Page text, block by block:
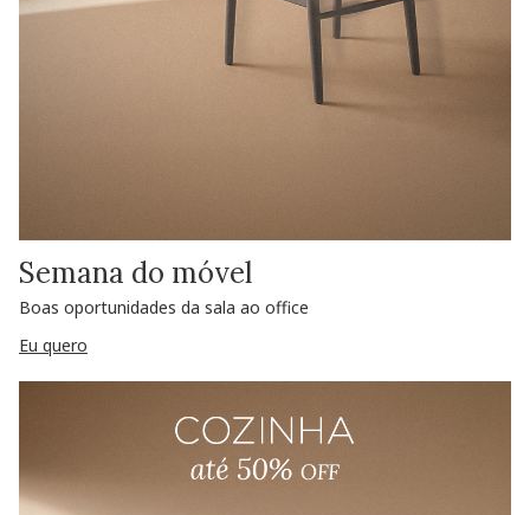
Semana do móvel
Boas oportunidades da sala ao office
Eu quero